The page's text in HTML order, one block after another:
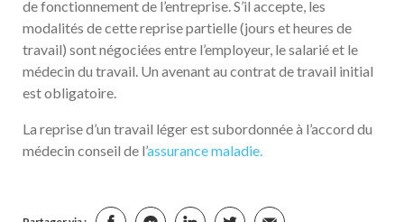
de fonctionnement de l’entreprise. S’il accepte, les
modalités de cette reprise partielle (jours et heures de
travail) sont négociées entre l’employeur, le salarié et le
médecin du travail. Un avenant au contrat de travail initial
est obligatoire.
La reprise d’un travail léger est subordonnée à l’accord du
médecin conseil de l’assurance maladie.